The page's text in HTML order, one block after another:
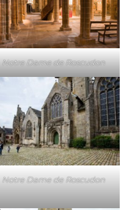
Notre Dame de Roscudon
Notre Dame de Roscudon